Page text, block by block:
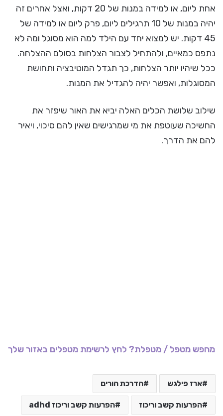
אחת ליום, או למידה במנות של 20 דקות, ואצל אחרים זה
יהיה במנות של 10 תרגילים ליום, פרק ליום או למידה של
45 דקות. יש למצוא יחד עם הילד למה הוא מסוגל ומה לא
נתפס כמאיים, ולהתחיל לצבור הצלחות בסולם ההצלחה.
ככל שיהיו יותר הצלחות, כך תגדל המוטיבציה ותחושת
המסוגלות, ואפשר יהיה להגדיל את המנות.
שילוב שלושת הכלים האלה יביא את האור שיפזר את
החשיכה שעוטפת את מי שמרגישים שאין להם סיכוי, ויאיר
להם את הדרך.
מחפש מטפל / מטפלת? לחץ לרשימת מטפלים באזור שלך
ארז פילגש הדרכת הורים
הפרעות קשב וריכוז הפרעות קשב וריכוז adhd